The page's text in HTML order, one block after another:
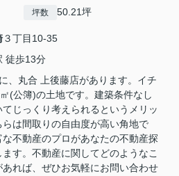
坪数 50.21坪
３丁目10-35
徒歩13分
、丸合 上後藤店があります。イチ
(公簿)の土地です。建築条件なし
じっくり考えられるというメリッ
らは間取りの自由度が高い角地で
不動産のプロがあなたの不動産探
す。不動産に関してどのようなこ
れば、ぜひお気軽にお問い合わせ